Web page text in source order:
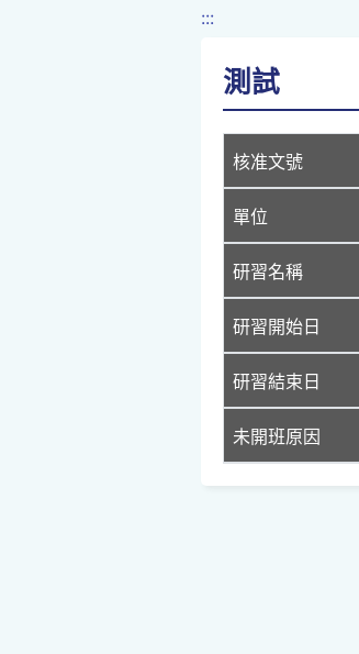
:::
測試
核准文號
單位
研習名稱
研習開始日
研習結束日
未開班原因